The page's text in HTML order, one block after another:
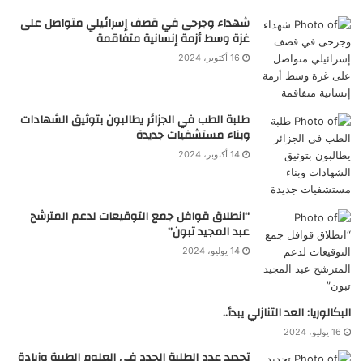
شهداء وجرحى في قصف إسرائيلي متواصل على
غزة وسط أزمة إنسانية متفاقمة
16 أكتوبر، 2024
طلبة الطب في الجزائر يطالبون بتوثيق الشهادات
وبناء مستشفيات جديدة
14 أكتوبر، 2024
“انطلاق قوافل جمع التوقيعات لدعم المترشح
عبد المجيد تبون”
14 يوليو، 2024
البكالوريا: العد التنازلي يبدأ..
16 يوليو، 2024